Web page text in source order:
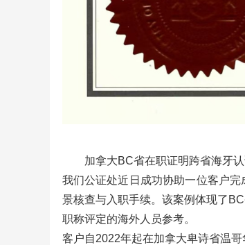
加拿大BC省在职证明跨省海牙
我们公证处近日成功协助一位客户
景核查与入职手续。该案例体现了
职称评定的海外人员参考。
客户自2022年起在加拿大卑诗省温